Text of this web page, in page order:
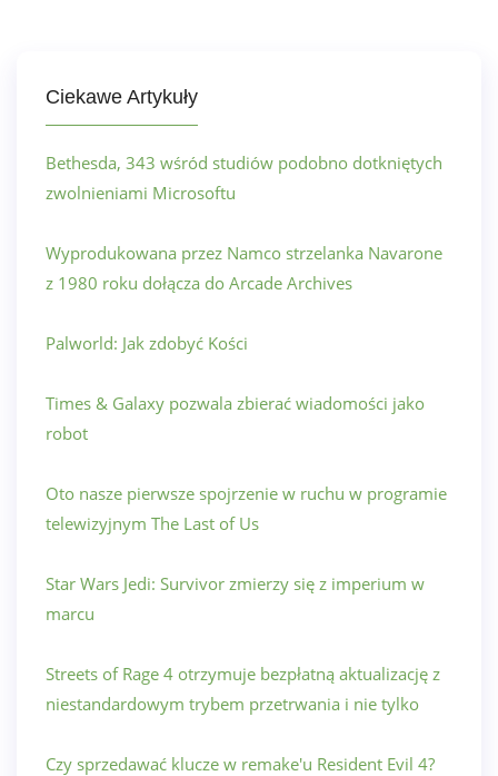
Ciekawe Artykuły
Bethesda, 343 wśród studiów podobno dotkniętych
zwolnieniami Microsoftu
Wyprodukowana przez Namco strzelanka Navarone
z 1980 roku dołącza do Arcade Archives
Palworld: Jak zdobyć Kości
Times & Galaxy pozwala zbierać wiadomości jako
robot
Oto nasze pierwsze spojrzenie w ruchu w programie
telewizyjnym The Last of Us
Star Wars Jedi: Survivor zmierzy się z imperium w
marcu
Streets of Rage 4 otrzymuje bezpłatną aktualizację z
niestandardowym trybem przetrwania i nie tylko
Czy sprzedawać klucze w remake'u Resident Evil 4?